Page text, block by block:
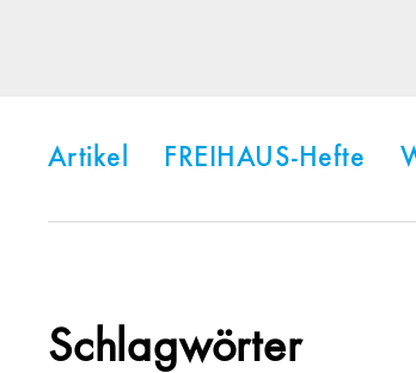
Artikel FREIHAUS-Hefte
Schlagwörter